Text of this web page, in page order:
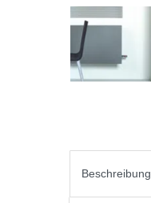
Beschreibung